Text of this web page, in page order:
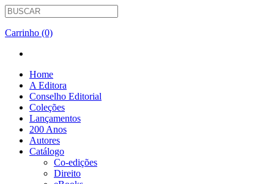
Carrinho (0)
Home
A Editora
Conselho Editorial
Coleções
Lançamentos
200 Anos
Autores
Catálogo
Co-edições
Direito